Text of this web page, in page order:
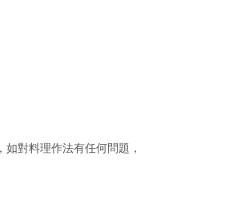
對料理作法有任何問題，